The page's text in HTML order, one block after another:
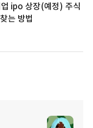
ipo 상장(예정) 주식
는 방법